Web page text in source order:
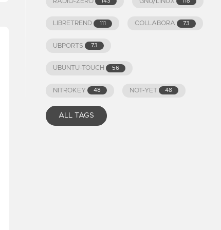
LIBRETREND 111 COLLABORA 73
UBPORTS 73
UBUNTU-TOUCH 56
NITROKEY 48 NOT-YET 48
ALL TAGS